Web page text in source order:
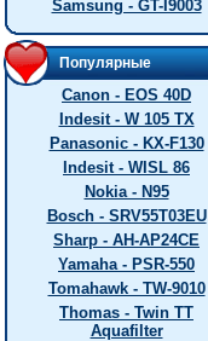
Samsung - GT-I9003
Популярные
Canon - EOS 40D
Indesit - W 105 TX
Panasonic - KX-F130
Indesit - WISL 86
Nokia - N95
Bosch - SRV55T03EU
Sharp - AH-AP24CE
Yamaha - PSR-550
Tomahawk - TW-9010
Thomas - Twin TT
Aquafilter